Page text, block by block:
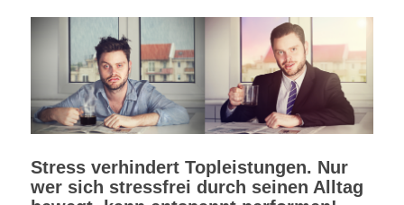
Stress verhindert Topleistungen. Nur
wer sich stressfrei durch seinen Alltag